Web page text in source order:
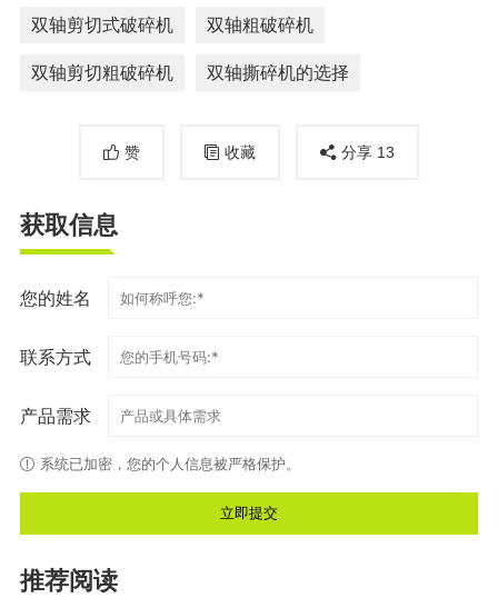
双轴剪切式破碎机 双轴粗破碎机
双轴剪切粗破碎机 双轴撕碎机的选择
赞 收藏 分享 13
获取信息
您的姓名
联系方式
产品需求
系统已加密，您的个人信息被严格保护。
推荐阅读